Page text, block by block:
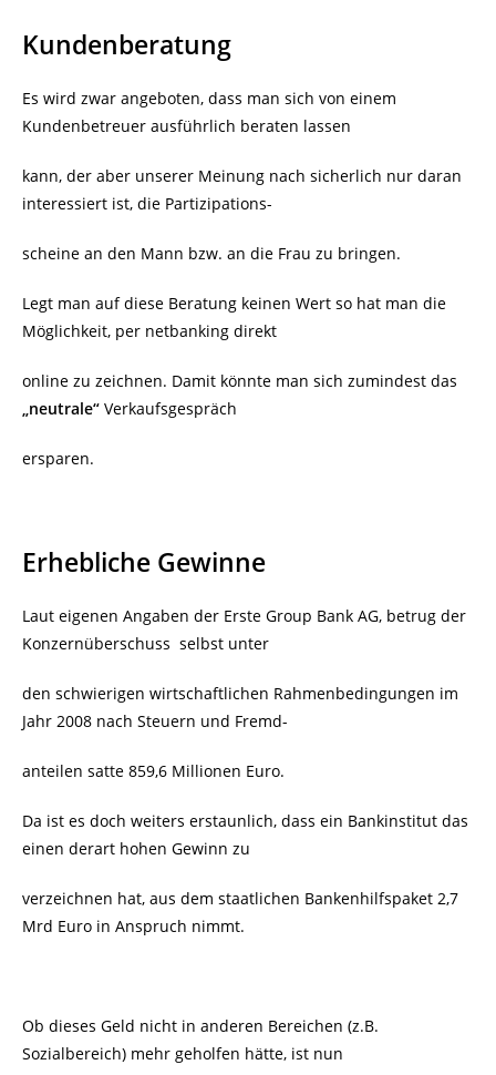
Kundenberatung
Es wird zwar angeboten, dass man sich von einem
Kundenbetreuer ausführlich beraten lassen
kann, der aber unserer Meinung nach sicherlich nur daran
interessiert ist, die Partizipations-
scheine an den Mann bzw. an die Frau zu bringen.
Legt man auf diese Beratung keinen Wert so hat man die
Möglichkeit, per netbanking direkt
online zu zeichnen. Damit könnte man sich zumindest das
„neutrale“ Verkaufsgespräch
ersparen.
Erhebliche Gewinne
Laut eigenen Angaben der Erste Group Bank AG, betrug der
Konzernüberschuss selbst unter
den schwierigen wirtschaftlichen Rahmenbedingungen im
Jahr 2008 nach Steuern und Fremd-
anteilen satte 859,6 Millionen Euro.
Da ist es doch weiters erstaunlich, dass ein Bankinstitut das
einen derart hohen Gewinn zu
verzeichnen hat, aus dem staatlichen Bankenhilfspaket 2,7
Mrd Euro in Anspruch nimmt.
Ob dieses Geld nicht in anderen Bereichen (z.B.
Sozialbereich) mehr geholfen hätte, ist nun